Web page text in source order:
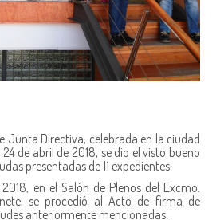
Junta Directiva, celebrada en la ciudad
de abril de 2018, se dio el visto bueno
presentadas de 11 expedientes.
en el Salón de Plenos del Excmo.
se procedió al Acto de firma de
anteriormente mencionadas.